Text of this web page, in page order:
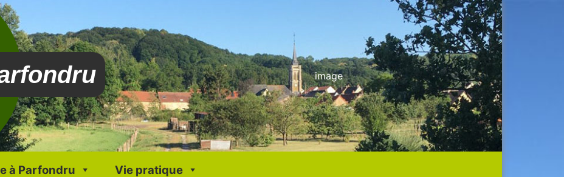
image
à Parfondru Vie pratique